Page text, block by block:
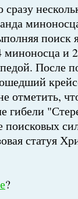
поиск
и
После
отметить,
гибели
поисковых
статуя
?